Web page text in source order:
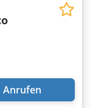
Anrufen